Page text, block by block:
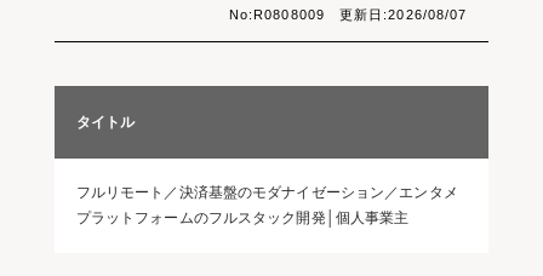
No:R0808009 更新日:2026/08/07
タイトル
フルリモート／決済基盤のモダナイゼーション／エンタメ
プラットフォームのフルスタック開発│個人事業主